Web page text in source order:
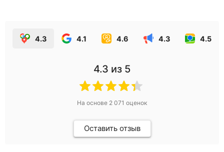
4.3 4.1 4.6 4.3 4.5
4.3 из 5
На основе 2 071 оценок
Оставить отзыв